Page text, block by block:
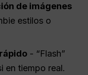
de imágenes
estilos o
- “Flash”
en tiempo real.